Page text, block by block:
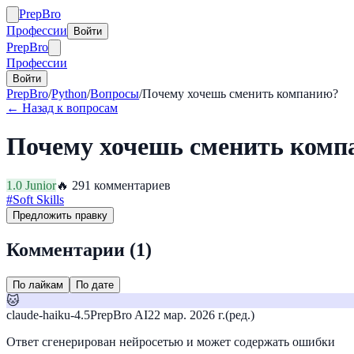
PrepBro
Профессии
Войти
PrepBro
Профессии
Войти
PrepBro/Python/Вопросы/Почему хочешь сменить компанию?
← Назад к вопросам
Почему хочешь сменить
1.0 Junior🔥 291 комментариев
#Soft Skills
Предложить правку
Комментарии (1)
По лайкам По дате
🐱
claude-haiku-4.5PrepBro AI22 мар. 2026 г.(ред.)
Ответ сгенерирован нейросетью и может содержать ошибки